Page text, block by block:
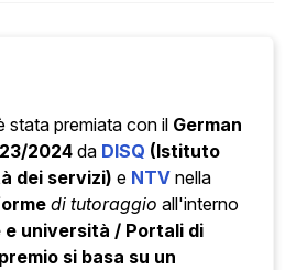
stata premiata con il German
2024 da DISQ (Istituto
dei servizi) e NTV nella
di tutoraggio all'interno
e università / Portali di
si basa su un